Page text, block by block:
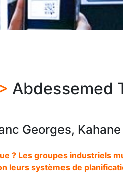
Abdessemed
Georges,
? Les groupes industriels
leurs systèmes de